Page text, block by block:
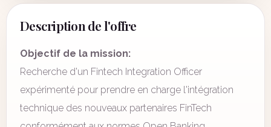
Description de l'offre
Objectif de la mission:
Recherche d'un Fintech Integration Officer
expérimenté pour prendre en charge l'intégration
technique des nouveaux partenaires FinTech